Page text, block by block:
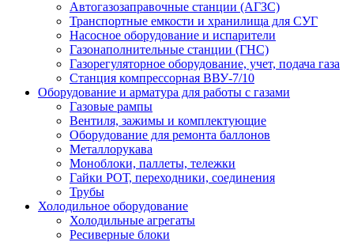
Автогазозаправочные станции (АГЗС)
Транспортные емкости и хранилища для СУГ
Насосное оборудование и испарители
Газонаполнительные станции (ГНС)
Газорегуляторное оборудование, учет, подача газа
Станция компрессорная ВВУ-7/10
Оборудование и арматура для работы с газами
Газовые рампы
Вентиля, зажимы и комплектующие
Оборудование для ремонта баллонов
Металлорукава
Моноблоки, паллеты, тележки
Гайки РОТ, переходники, соединения
Трубы
Холодильное оборудование
Холодильные агрегаты
Ресиверные блоки